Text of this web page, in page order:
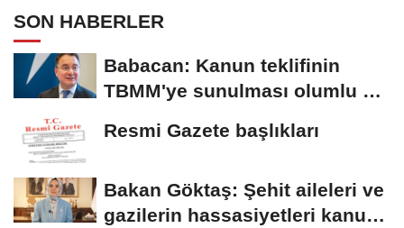
SON HABERLER
Babacan: Kanun teklifinin
TBMM'ye sunulması olumlu bir
Resmi Gazete başlıkları
Bakan Göktaş: Şehit aileleri ve
gazilerin hassasiyetleri kanun